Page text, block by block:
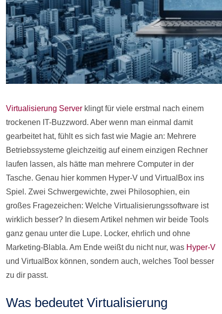
Virtualisierung Server klingt für viele erstmal nach einem
trockenen IT-Buzzword. Aber wenn man einmal damit
gearbeitet hat, fühlt es sich fast wie Magie an: Mehrere
Betriebssysteme gleichzeitig auf einem einzigen Rechner
laufen lassen, als hätte man mehrere Computer in der
Tasche. Genau hier kommen Hyper-V und VirtualBox ins
Spiel. Zwei Schwergewichte, zwei Philosophien, ein
großes Fragezeichen: Welche Virtualisierungssoftware ist
wirklich besser? In diesem Artikel nehmen wir beide Tools
ganz genau unter die Lupe. Locker, ehrlich und ohne
Marketing-Blabla. Am Ende weißt du nicht nur, was Hyper-V
und VirtualBox können, sondern auch, welches Tool besser
zu dir passt.
Was bedeutet Virtualisierung